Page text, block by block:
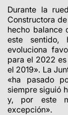
Durante la
Constructora
hecho balance
este sentido,
evoluciona
para el 2022
el 2019». La
«ha pasado
siempre siguió
y, por este
excepción».